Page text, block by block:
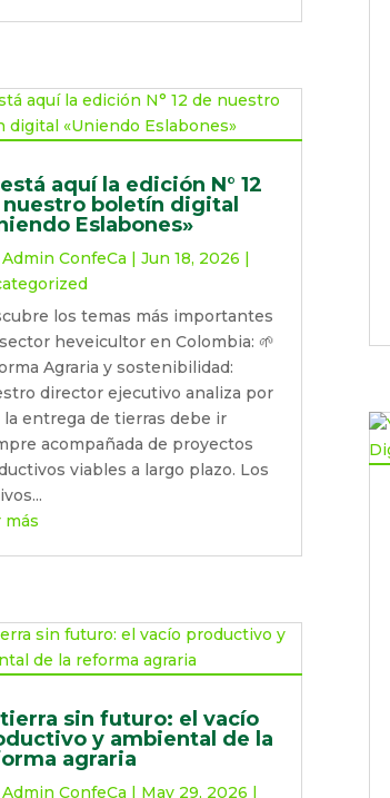
aquí la edición N° 12
boletín digital
Eslabones»
Admin ConfeCa |Jun 18, 2026 |
los temas más importantes
heveicultor en Colombia: 🌱
Agraria y sostenibilidad:
director ejecutivo analiza por
la entrega de tierras debe ir
acompañada de proyectos
viables a largo plazo. Los
más
sin futuro: el vacío
y ambiental de la
agraria
Admin ConfeCa May 29, 2026